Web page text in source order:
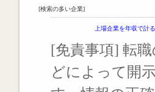
[検索の多い企業]
上場企業を年収で計
[免責事項] 転
どによって開